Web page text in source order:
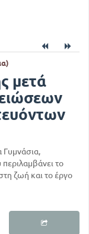
μετά
Γυμνάσια,
το
ζωή και το έργο